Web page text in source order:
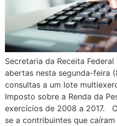
Secretaria da Receita
abertas nesta segunda-feira
consultas a um lote
Imposto sobre a Renda da
exercícios de 2008 a 2017.
se a contribuintes que